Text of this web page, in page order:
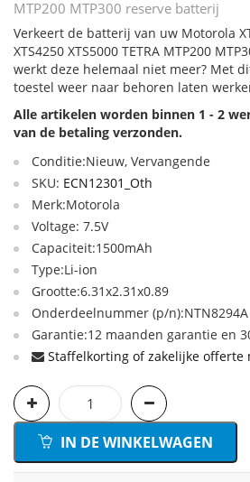
MTP200 MTP300 reserve batterij
Verkeert de batterij van uw Motorola
XTS4250 XTS5000 TETRA MTP200
werkt deze helemaal niet meer? Met
toestel weer naar behoren laten
Alle artikelen worden binnen 1 - 2
van de betaling verzonden.
Conditie:Nieuw, Vervangende
SKU: ECN12301_Oth
Merk:Motorola
Voltage: 7.5V
Capaciteit:1500mAh
Type:Li-ion
Grootte:6.31x2.31x0.89
Onderdeelnummer (p/n):NTN8294A
Garantie:12 maanden garantie en
Staffelkorting of zakelijke offerte
IN DE WINKELWAGEN